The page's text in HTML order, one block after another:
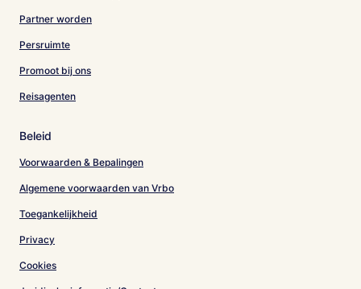
Partner worden
Persruimte
Promoot bij ons
Reisagenten
Beleid
Voorwaarden & Bepalingen
Algemene voorwaarden van Vrbo
Toegankelijkheid
Privacy
Cookies